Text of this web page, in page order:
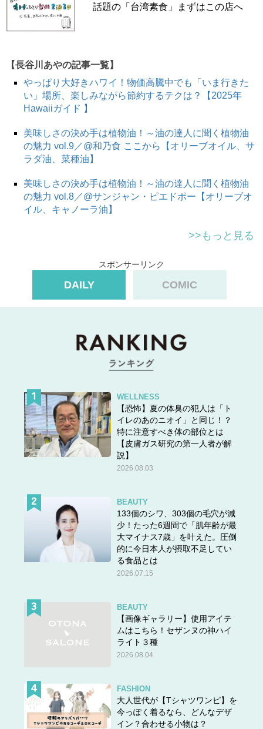
話題の「台湾素食」まずはこの店へ
【長谷川あやの記事一覧】
やっぱり大好きハワイ！物価高騰中でも「いま行きた
い」場所、楽しみながら節約するテクは？【2025年
Hawaiiガイド 】
美味しさの決め手は植物油！～油の達人に聞く植物油
の魅力 vol.9／@和乃食 ここから【オリーブオイル、サ
ラダ油、菜種油】
美味しさの決め手は植物油！～油の達人に聞く植物油
の魅力 vol.8／@サンジャン・ピエドポー【オリーブオ
イル、キャノーラ油】
>>もっと見る
スポンサーリンク
DAILY COMIC
WELLNESS
【恐怖】夏の体臭の犯人は「ト
イレのあのニオイ」と同じ！？
特に注意すべき体の部位とは
【皮膚ガス研究の第一人者が解
説】
2026.08.03
BEAUTY
133個のシワ、303個の毛穴が減
少！たった6週間で「肌年齢が最
大マイナス7歳」を叶えた。圧倒
的に今日本人が摂取不足してい
る食品とは
2026.07.15
BEAUTY
【画像ギャラリー】使用アイテ
ムはこちら！セザンヌの神ハイ
ライト３種
2026.08.04
FASHION
大人世代が【Tシャツワンピ】を
今っぽく着るなら、どんなデザ
イン？合わせる小物は？